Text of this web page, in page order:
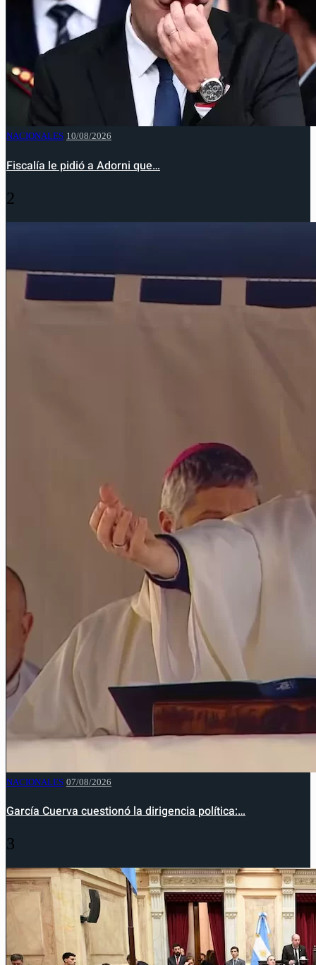
NACIONALES 10/08/2026
Fiscalía le pidió a Adorni que…
2
NACIONALES 07/08/2026
García Cuerva cuestionó la dirigencia política:…
3